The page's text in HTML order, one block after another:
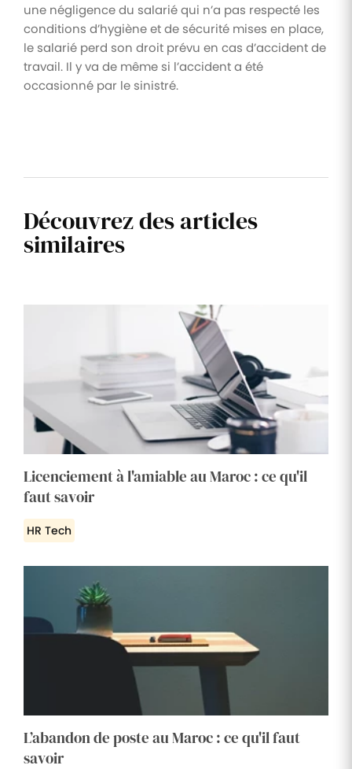
une négligence du salarié qui n’a pas respecté les
conditions d’hygiène et de sécurité mises en place,
le salarié perd son droit prévu en cas d’accident de
travail. Il y va de même si l’accident a été
occasionné par le sinistré.
Découvrez des articles
similaires
Licenciement à l'amiable au Maroc : ce qu'il
faut savoir
HR Tech
L’abandon de poste au Maroc : ce qu'il faut
savoir